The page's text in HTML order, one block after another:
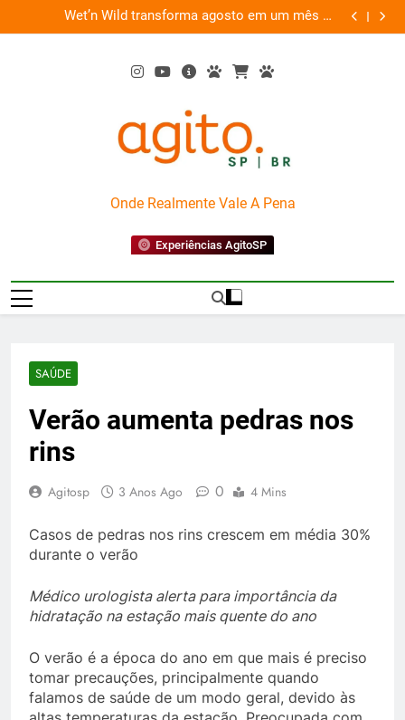
to
Wet’n Wild transforma agosto em um mês de
diversão e conexão
“Led
AgitoSP
Onde Realmente Vale A Pena
Experiências AgitoSP
SAÚDE
Verão aumenta pedras nos
rins
Agitosp 3 Anos Ago 0 4 Mins
Casos de pedras nos rins crescem em média 30%
durante o verão
Médico urologista alerta para importância da
hidratação na estação mais quente do ano
O verão é a época do ano em que mais é preciso
tomar precauções, principalmente quando
falamos de saúde de um modo geral, devido às